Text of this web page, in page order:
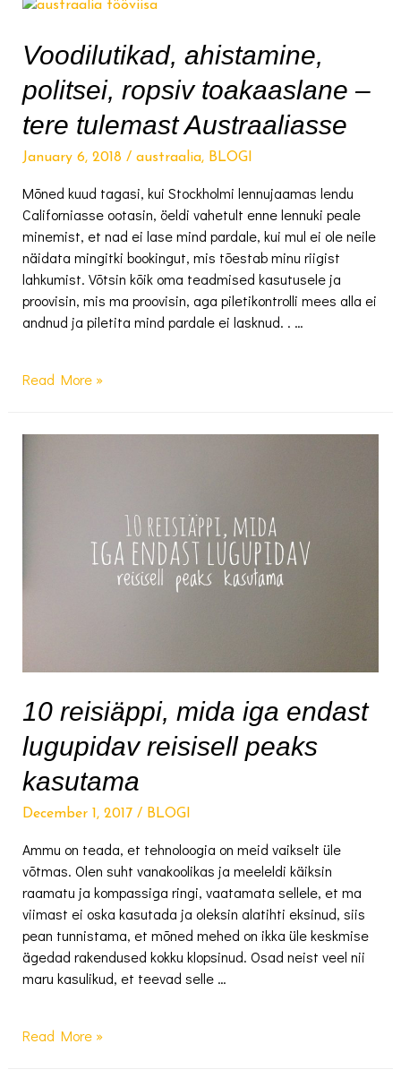
kutsuti
Voodilutikad, ahistamine,
politsei, ropsiv toakaaslane –
tere tulemast Austraaliasse
January 6, 2018/ austraalia, BLOGI
Mõned kuud tagasi, kui Stockholmi lennujaamas lendu
Californiasse ootasin, öeldi vahetult enne lennuki peale
minemist, et nad ei lase mind pardale, kui mul ei ole neile
näidata mingitki bookingut, mis tõestab minu riigist
lahkumist. Võtsin kõik oma teadmised kasutusele ja
proovisin, mis ma proovisin, aga piletikontrolli mees alla ei
andnud ja piletita mind pardale ei lasknud. . …
Voodilutikad,
Austraaliasse
Read More »
10 reisiäppi, mida iga endast
lugupidav reisisell peaks
kasutama
December 1, 2017/ BLOGI
Ammu on teada, et tehnoloogia on meid vaikselt üle
võtmas. Olen suht vanakoolikas ja meeleldi käiksin
raamatu ja kompassiga ringi, vaatamata sellele, et ma
viimast ei oska kasutada ja oleksin alatihti eksinud, siis
pean tunnistama, et mõned mehed on ikka üle keskmise
ägedad rakendused kokku klopsinud. Osad neist veel nii
maru kasulikud, et teevad selle …
10
Read More »